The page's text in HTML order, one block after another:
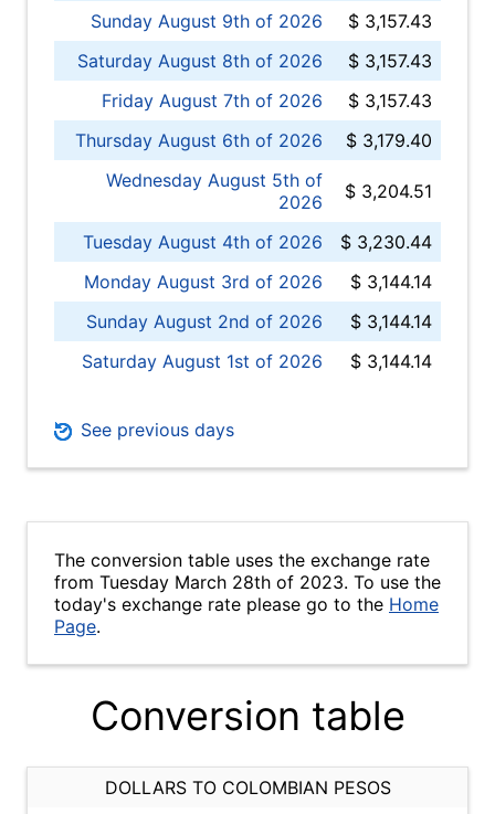
Sunday August 9th of 2026
$ 3,157.43
Saturday August 8th of 2026
$ 3,157.43
Friday August 7th of 2026
$ 3,157.43
Thursday August 6th of 2026
$ 3,179.40
Wednesday August 5th of
2026
$ 3,204.51
Tuesday August 4th of 2026
$ 3,230.44
Monday August 3rd of 2026
$ 3,144.14
Sunday August 2nd of 2026
$ 3,144.14
Saturday August 1st of 2026
$ 3,144.14
See previous days
The conversion table uses the exchange rate
from Tuesday March 28th of 2023. To use the
today's exchange rate please go to the Home
Page.
Conversion table
DOLLARS TO COLOMBIAN PESOS